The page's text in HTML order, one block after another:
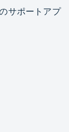
サポートアプ